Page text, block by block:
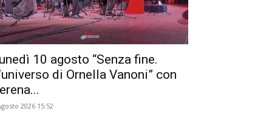
10 agosto “Senza fine.
di Ornella Vanoni” con
2026 15:52